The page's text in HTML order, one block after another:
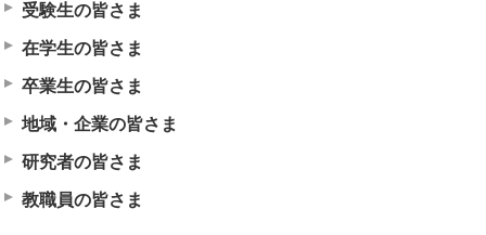
受験生の皆さま
在学生の皆さま
卒業生の皆さま
地域・企業の皆さま
研究者の皆さま
教職員の皆さま